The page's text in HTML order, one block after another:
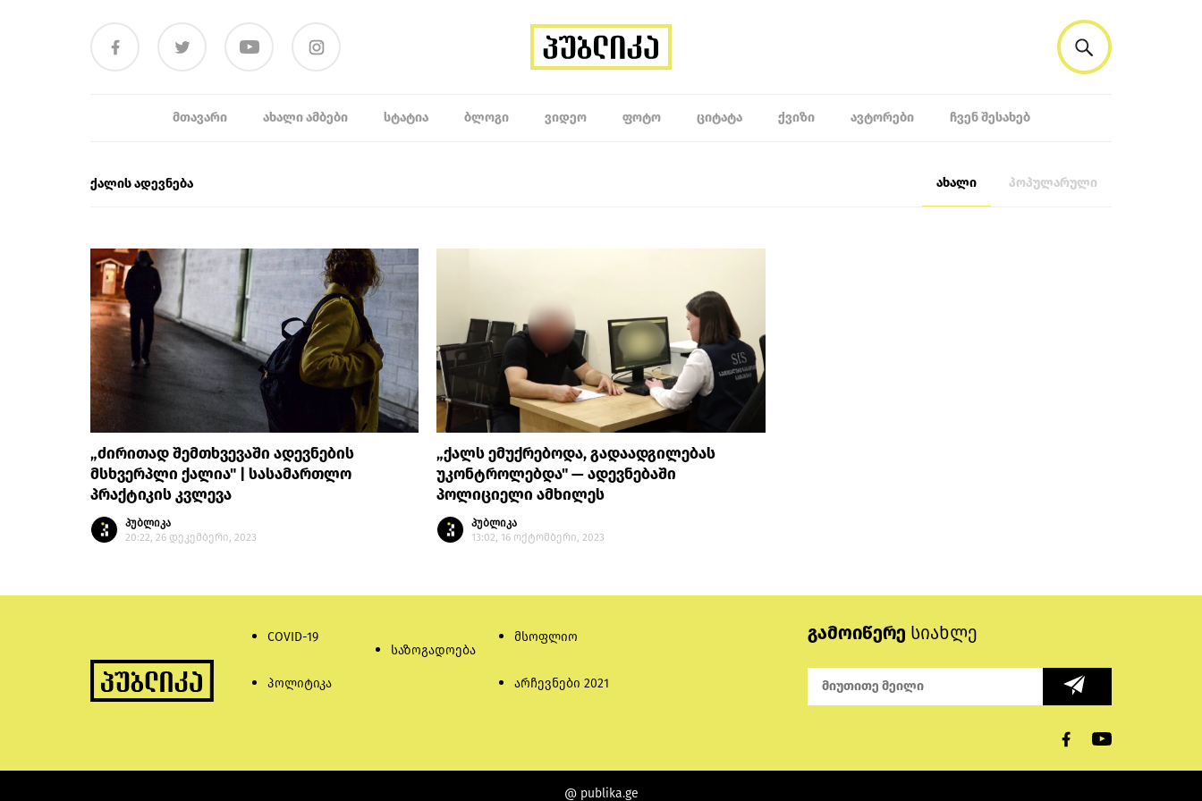
ᲛᲗᲐᲕᲐᲠᲘ ᲐᲮᲐᲚᲘ ᲐᲛᲑᲔᲑᲘ ᲡᲢᲐᲢᲘᲐ ᲑᲚᲝᲒᲘ ᲕᲘᲓᲔᲝ ᲤᲝᲢᲝ ᲪᲘᲢᲐᲢᲐ ᲥᲕᲘᲖᲘ ᲐᲕᲢᲝᲠᲔᲑᲘ ᲩᲕᲔᲜ ᲨᲔᲡᲐᲮᲔᲑ
ქალის ადევნება ახალი პოპულარული
„ძირითად შემთხვევაში ადევნების
მსხვერპლი ქალია" | სასამართლო
პრაქტიკის კვლევა
პუბლიკა
20:22, 26 დეკემბერი, 2023
„ქალს ემუქრებოდა, გადაადგილებას
უკონტროლებდა" — ადევნებაში
პოლიციელი ამხილეს
პუბლიკა
13:02, 16 ოქტომბერი, 2023
COVID-19
პოლიტიკა
საზოგადოება
მსოფლიო
არჩევნები 2021
გამოიწერე სიახლე
@ publika.ge